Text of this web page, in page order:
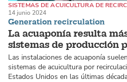
Generation recirculation
La acuaponía resulta
sistemas de producción
SISTEMAS DE ACUICULTURA DE
14 junio 2024
Las instalaciones de acuaponía
sistemas de acuicultura por
Estados Unidos en las últimas